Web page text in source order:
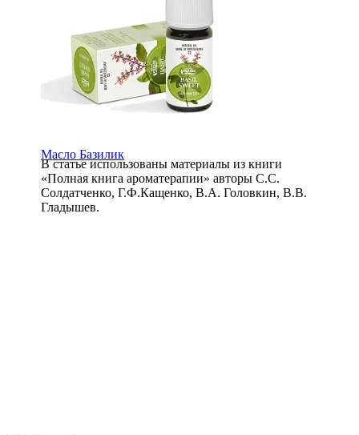
Масло Базилик
В статье использованы материалы из книги
«Полная книга ароматерапии» авторы С.С.
Солдатченко, Г.Ф.Кащенко, В.А. Головкин, В.В.
Гладышев.